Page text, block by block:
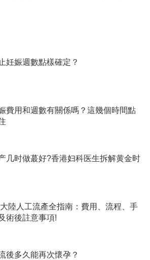
妊娠週數點樣確定？
費用和週數有關係嗎？這幾個時間點
几时做蕞好?香港妇科医生拆解黄金时
陸人工流產全指南：費用、流程、手
術後註意事項!
後多久能再次懷孕？